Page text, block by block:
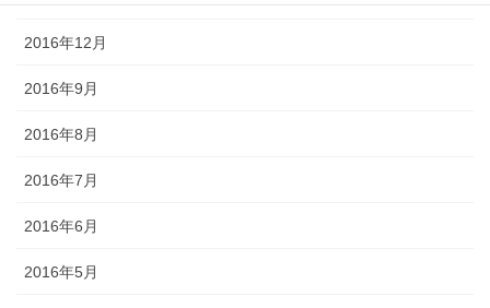
2016年12月
2016年9月
2016年8月
2016年7月
2016年6月
2016年5月